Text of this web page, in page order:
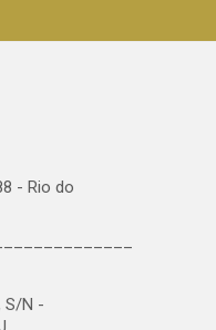
- Rio do
S/N -